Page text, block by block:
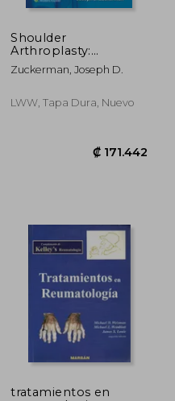
Shoulder
Arthroplasty:
Principles and
Practice (en Inglés)
Zuckerman, Joseph D.
LWW, Tapa Dura, Nuevo
tratamientos en